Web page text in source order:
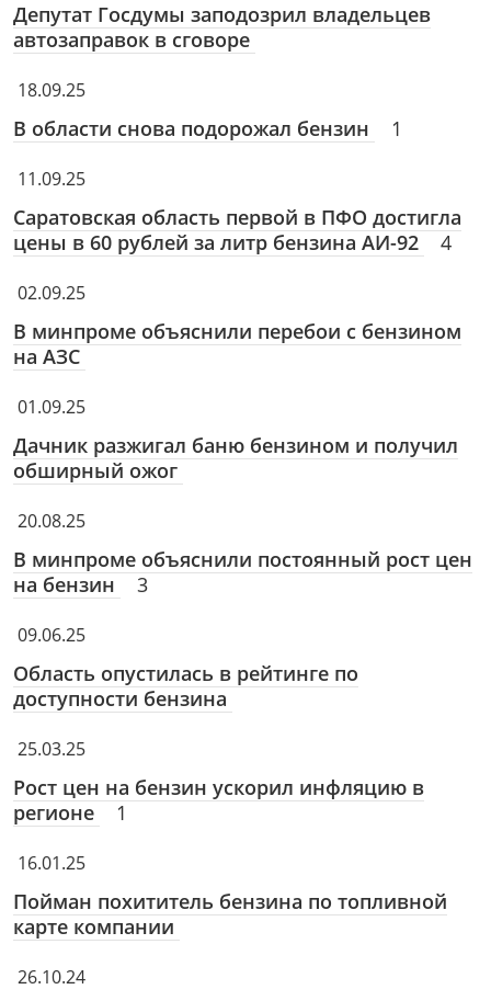
Депутат Госдумы заподозрил владельцев
автозаправок в сговоре
18.09.25
В области снова подорожал бензин 1
11.09.25
Саратовская область первой в ПФО достигла
цены в 60 рублей за литр бензина АИ-92
4
02.09.25
В минпроме объяснили перебои с бензином
на АЗС
01.09.25
Дачник разжигал баню бензином и получил
обширный ожог
20.08.25
В минпроме объяснили постоянный рост цен
на бензин
3
09.06.25
Область опустилась в рейтинге по
доступности бензина
25.03.25
Рост цен на бензин ускорил инфляцию в
регионе
1
16.01.25
Пойман похититель бензина по топливной
карте компании
26.10.24